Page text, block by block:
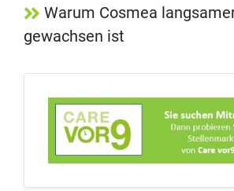
Warum Cosmea
gewachsen ist